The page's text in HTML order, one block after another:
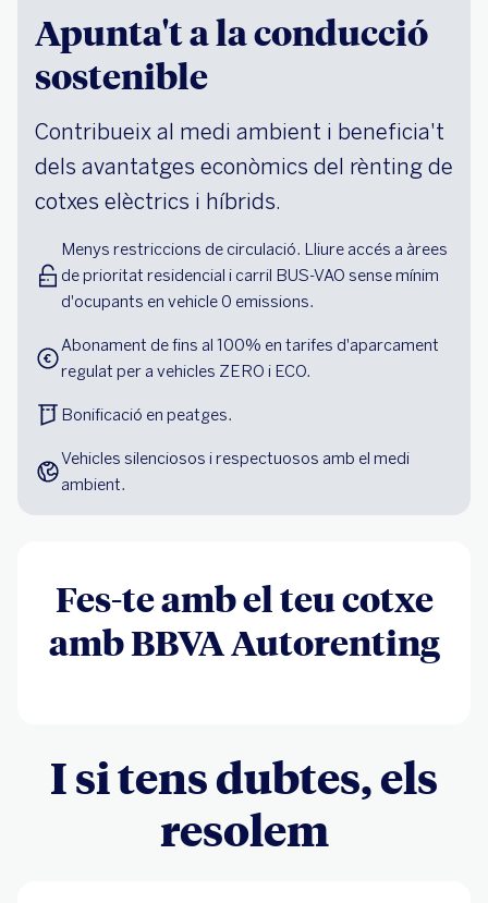
Apunta't a la conducció
sostenible
Contribueix al medi ambient i beneficia't
dels avantatges econòmics del rènting de
cotxes elèctrics i híbrids.
Menys restriccions de circulació. Lliure accés a àrees
de prioritat residencial i carril BUS-VAO sense mínim
d'ocupants en vehicle 0 emissions.
Abonament de fins al 100% en tarifes d'aparcament
regulat per a vehicles ZERO i ECO.
Bonificació en peatges.
Vehicles silenciosos i respectuosos amb el medi
ambient.
Fes-te amb el teu cotxe
amb BBVA Autorenting
I si tens dubtes, els
resolem